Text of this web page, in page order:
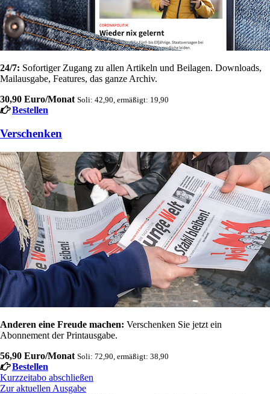
24/7: Sofortiger Zugang zu allen Artikeln und Beilagen. Downloads,
Mailausgabe, Features, das ganze Archiv.
30,90 Euro/Monat Soli: 42,90, ermäßigt: 19,90
Bestellen
Verschenken
Anderen eine Freude machen: Verschenken Sie jetzt ein
Abonnement der Printausgabe.
56,90 Euro/Monat Soli: 72,90, ermäßigt: 38,90
Bestellen
Kurzzeitabo abschließen
Zur aktuellen Ausgabe